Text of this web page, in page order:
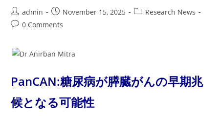
が
事
を
達
成
で
き
て
Post
author:
admin
Post
published:
November 15, 2025
PostResearch News
Post0 Comments
PanCAN:糖尿病が膵臓がんの早期兆
候となる可能性